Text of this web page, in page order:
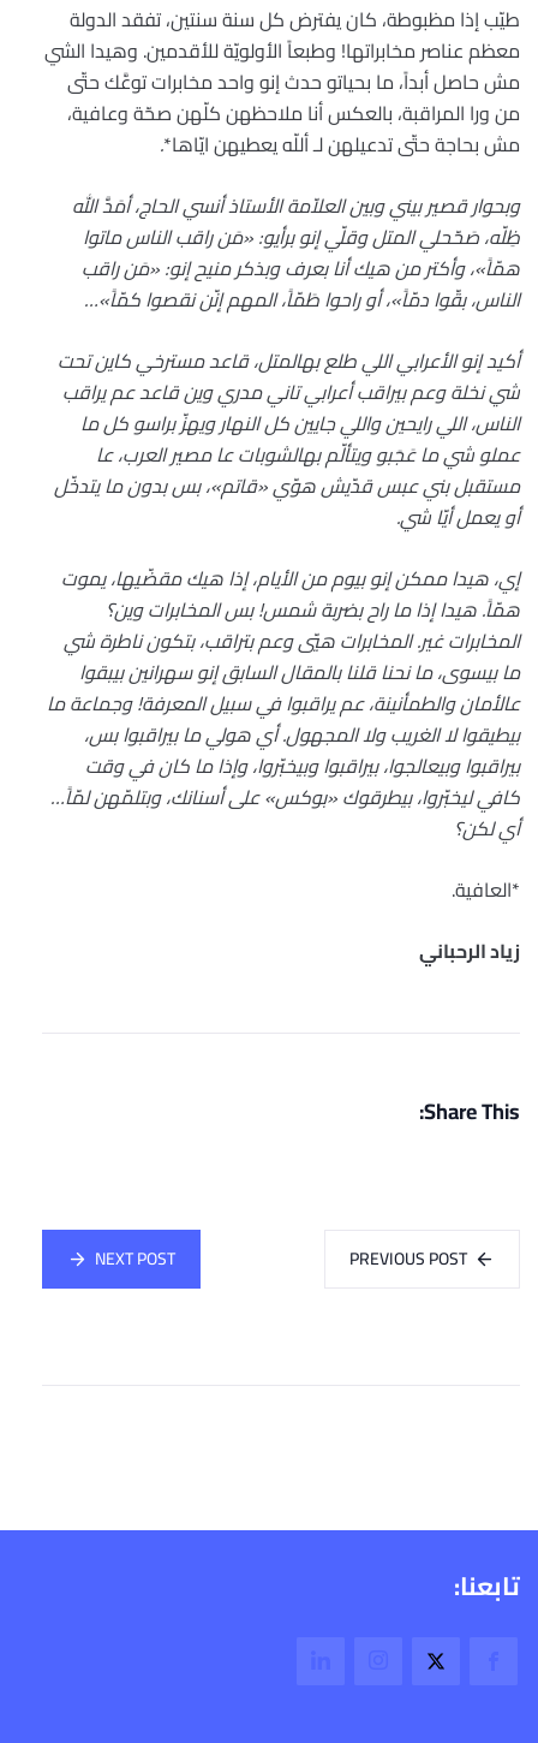
طيّب إذا مظبوطة، كان يفترض كل سنة سنتين، تفقد الدولة
معظم عناصر مخابراتها! وطبعاً الأولويّة للأقدمين. وهيدا الشي
مش حاصل أبداً، ما بحياتو حدث إنو واحد مخابرات توعَّك حتّى
من ورا المراقبة، بالعكس أنا ملاحظهن كلّهن صحّة وعافية،
مش بحاجة حتّى تدعيلهن لـ أللّه يعطيهن ايّاها*.
وبحوار قصير بيني وبين العلاّمة الأستاذ أنسي الحاج، أمَدَّ الله
ظِلّه، صَحّحلي المتل وقلّي إنو برأيو: «مَن راقب الناس ماتوا
همّاً»، وأكتر من هيك أنا بعرف وبذكر منيح إنو: «مَن راقب
الناس، بقّوا دمّاً»، أو راحوا طَمّاً، المهم إنّن نقصوا كمّاً»…
أكيد إنو الأعرابي اللي طلع بهالمتل، قاعد مسترخي كاين تحت
شي نخلة وعم بيراقب أعرابي تاني مدري وين قاعد عم يراقب
الناس، اللي رايحين واللي جايين كل النهار ويهزّ براسو كل ما
عملو شي ما عَجَبو ويتألّم بهالشوبات عا مصير العرب، عا
مستقبل بني عبس قدّيش هوّي «قاتم»، بس بدون ما يتدخّل
أو يعمل أيّا شي.
إي، هيدا ممكن إنو بيوم من الأيام، إذا هيك مقضّيها، يموت
همّاً. هيدا إذا ما راح بضربة شمس! بس المخابرات وين؟
المخابرات غير. المخابرات هيّي وعم بتراقب، بتكون ناطرة شي
ما بيسوى، ما نحنا قلنا بالمقال السابق إنو سهرانين بيبقوا
عالأمان والطمأنينة، عم يراقبوا في سبيل المعرفة! وجماعة ما
بيطيقوا لا الغريب ولا المجهول. أي هولي ما بيراقبوا بس،
بيراقبوا وبيعالجوا، بيراقبوا وبيخبّروا، وإذا ما كان في وقت
كافي ليخبّروا، بيطرقوك «بوكس» على أسنانك، وبتلمّهن لمّاً…
أي لكن؟
*العافية.
زياد الرحباني
Share This:
PREVIOUS POST
NEXT POST
تابعنا: